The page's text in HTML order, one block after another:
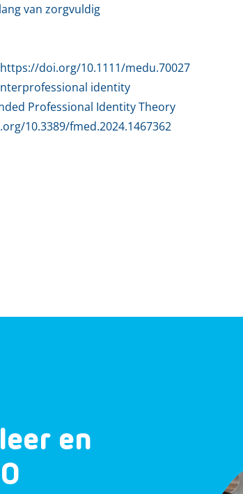
van zorgvuldig
doi.org/10.1111/medu.70027
interprofessional identity
Professional Identity Theory
10.3389/fmed.2024.1467362
en